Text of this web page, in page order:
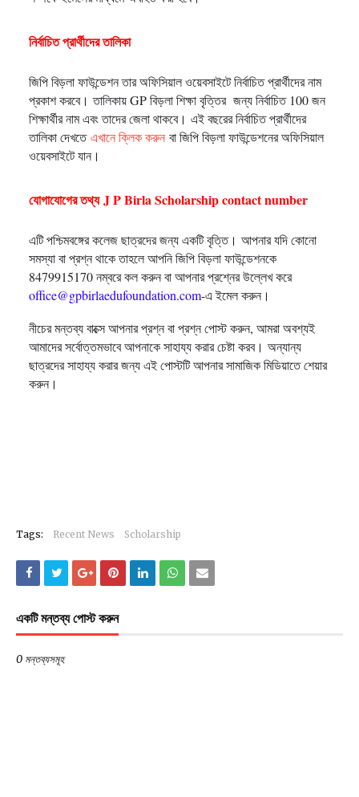
নির্বাচিত প্রার্থীদের তালিকা
জিপি বিড়লা ফাউন্ডেশন তার অফিসিয়াল ওয়েবসাইটে নির্বাচিত প্রার্থীদের নাম
প্রকাশ করবে।তালিকায় GP বিড়লা শিক্ষা বৃত্তির জন্য নির্বাচিত 100 জন
শিক্ষার্থীর নাম এবং তাদের জেলা থাকবে। এই বছরের নির্বাচিত প্রার্থীদের
তালিকা দেখতেএখানে ক্লিক করুন বা জিপি বিড়লা ফাউন্ডেশনের অফিসিয়াল
ওয়েবসাইটে যান।
যোগাযোগের তথ্য J P Birla Scholarship contact number
এটি পশ্চিমবঙ্গের কলেজ ছাত্রদের জন্য একটি বৃত্তি। আপনার যদি কোনো
সমস্যা বা প্রশ্ন থাকে তাহলে আপনি জিপি বিড়লা ফাউন্ডেশনকে
8479915170 নম্বরে কল করুন বা আপনার প্রশ্নের উল্লেখ করে
office@gpbirlaedufoundation.com-এ ইমেল করুন।
নীচের মন্তব্য বাক্সে আপনার প্রশ্ন বা প্রশ্ন পোস্ট করুন, আমরা অবশ্যই
আমাদের সর্বোত্তমভাবে আপনাকে সাহায্য করার চেষ্টা করব। অন্যান্য
ছাত্রদের সাহায্য করার জন্য এই পোস্টটি আপনার সামাজিক মিডিয়াতে শেয়ার
করুন।
Tags: Recent News Scholarship
একটি মন্তব্য পোস্ট করুন
0 মন্তব্যসমূহ